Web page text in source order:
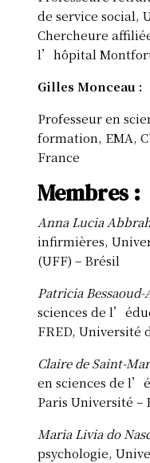
de service social,
Chercheure
l’hôpital Montfort
Gilles Monceau :
Professeur en
formation, EMA,
France
Membres :
Anna Lucia
infirmières,
(UFF) – Brésil
Patricia Bessaoud-
sciences de
FRED, Université
Claire de Saint-
en sciences de
Paris Université –
Maria Livia do
psychologie,